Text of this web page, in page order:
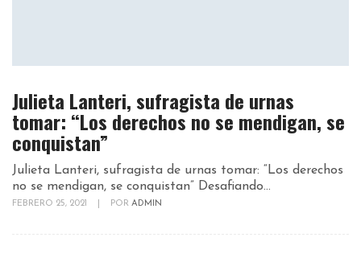
Julieta Lanteri, sufragista de urnas
tomar: “Los derechos no se mendigan, se
conquistan”
Julieta Lanteri, sufragista de urnas tomar: “Los derechos
no se mendigan, se conquistan” Desafiando...
FEBRERO 25, 2021 POR ADMIN